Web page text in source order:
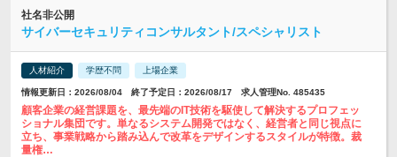
社名非公開
サイバーセキュリティコンサルタント/スペシャリスト
人材紹介 学歴不問 上場企業
情報更新日：2026/08/04 終了予定日：2026/08/17 求人管理No. 485435
顧客企業の経営課題を、最先端のIT技術を駆使して解決するプロフェッ
ショナル集団です。単なるシステム開発ではなく、経営者と同じ視点に
立ち、事業戦略から踏み込んで改革をデザインするスタイルが特徴。裁
量権…